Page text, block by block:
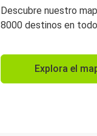
Descubre nuestro
8000 destinos en
Explora el